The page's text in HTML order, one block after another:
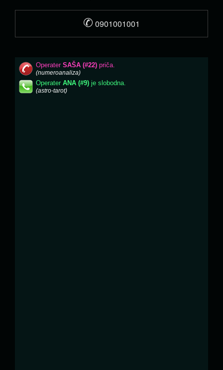
✆ 0901001001